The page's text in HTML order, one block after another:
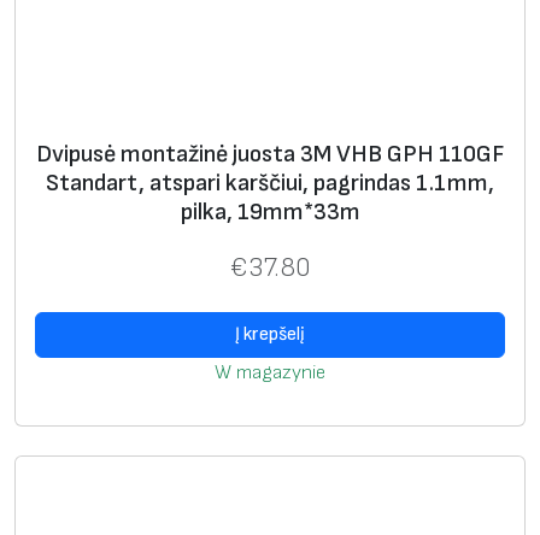
Dvipusė montažinė juosta 3M VHB GPH 110GF
Standart, atspari karščiui, pagrindas 1.1mm,
pilka, 19mm*33m
€37.80
Į krepšelį
W magazynie